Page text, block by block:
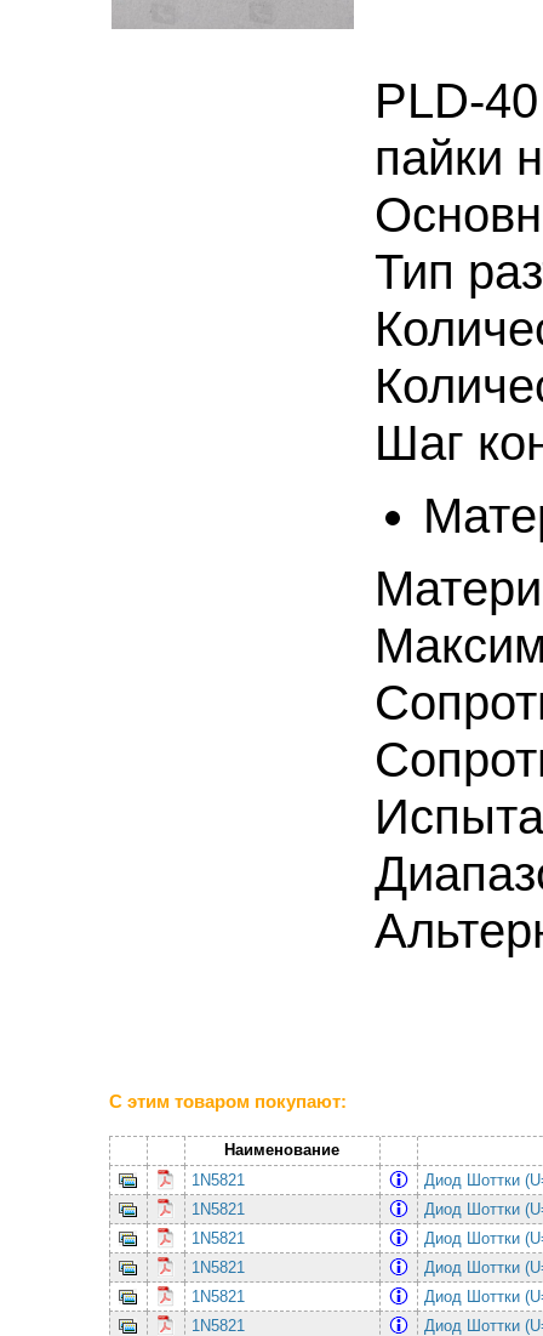
PLD-
пайки
Тип
Шаг
С этим товаром покупают:
Наименование
1N5821
Диод Шоттки
1N5821
Диод Шоттки
1N5821
Диод Шоттки
1N5821
Диод Шоттки
1N5821
Диод Шоттки
1N5821
Диод Шоттки